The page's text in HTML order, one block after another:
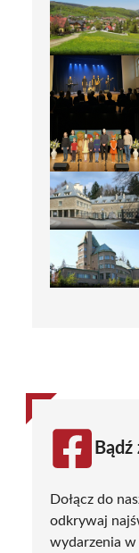
Dołącz do
odkrywaj
wydarzenia